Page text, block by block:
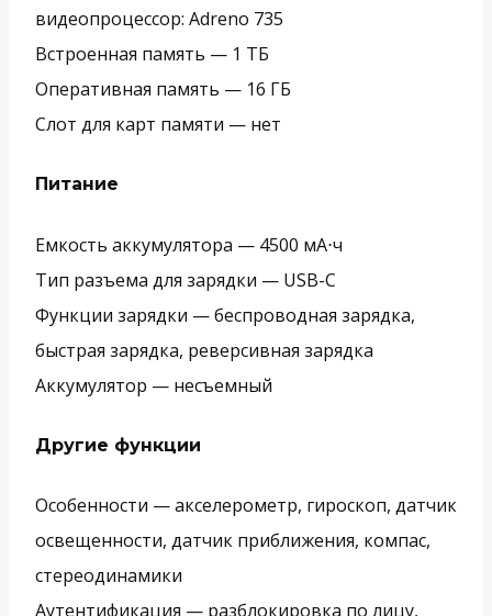
видеопроцессор: Adreno 735
Встроенная память — 1 ТБ
Оперативная память — 16 ГБ
Слот для карт памяти — нет
Питание
Емкость аккумулятора — 4500 мА⋅ч
Тип разъема для зарядки — USB-C
Функции зарядки —беспроводная зарядка,
быстрая зарядка, реверсивная зарядка
Аккумулятор — несъемный
Другие функции
Особенности —акселерометр, гироскоп, датчик
освещенности, датчик приближения, компас,
стереодинамики
Аутентификация — разблокировка по лицу,